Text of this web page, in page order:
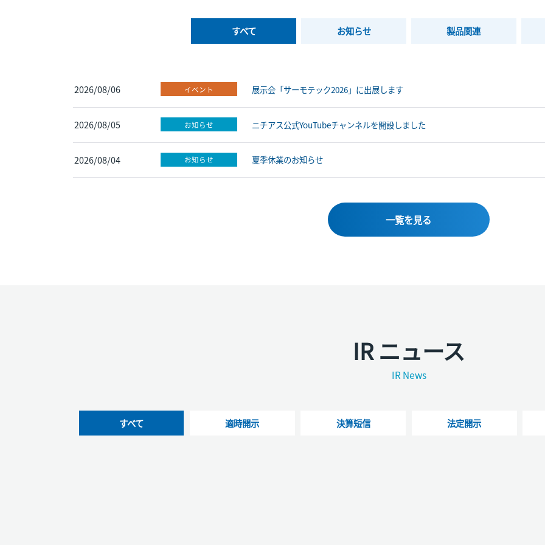
すべて お知らせ 製品関連
2026/08/06 イベント 展示会「サーモテック2026」に出展します
2026/08/05 お知らせ ニチアス公式YouTubeチャンネルを開設しました
2026/08/04 お知らせ 夏季休業のお知らせ
一覧を見る
IR ニュース
IR News
すべて 適時開示 決算短信 法定開示